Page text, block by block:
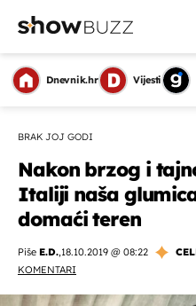
Dnevnik.hr Vijesti
BRAK JOJ GODI
Nakon brzog i
Italiji naša
domaći teren
Piše E.D.,18.10.2019 @ 08:22
KOMENTARI